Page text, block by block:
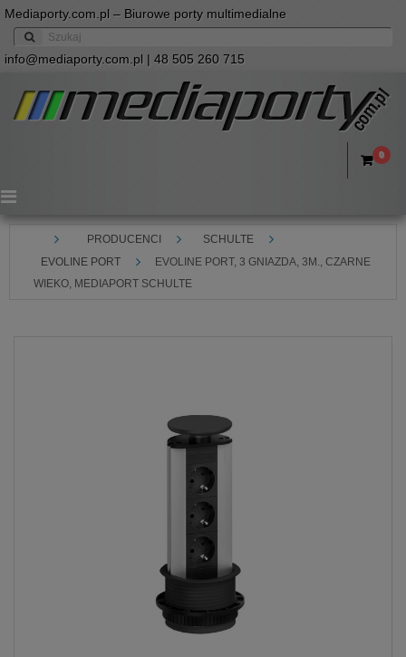
Mediaporty.com.pl – Biurowe porty multimedialne
info@mediaporty.com.pl | 48 505 260 715
0
Menu
PRODUCENCI
SCHULTE
EVOLINE PORT
EVOLINE PORT, 3 GNIAZDA, 3M., CZARNE
WIEKO, MEDIAPORT SCHULTE